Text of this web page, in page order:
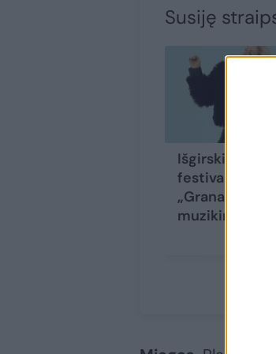
Susiję
Išgirskite: 12
festivalio
„Granatos Live“
muzikinių hitų